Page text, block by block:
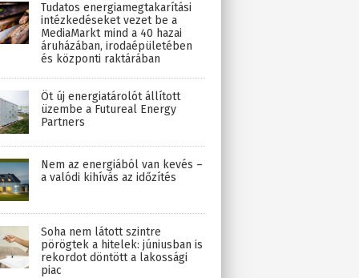
Tudatos energiamegtakarítási
intézkedéseket vezet be a
MediaMarkt mind a 40 hazai
áruházában, irodaépületében
és központi raktárában
Öt új energiatárolót állított
üzembe a Futureal Energy
Partners
Nem az energiából van kevés –
a valódi kihívás az időzítés
Soha nem látott szintre
pörögtek a hitelek: júniusban is
rekordot döntött a lakossági
piac